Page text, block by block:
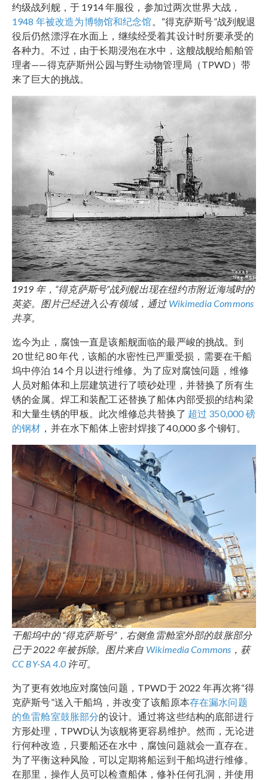
约级战列舰，于 1914 年服役，参加过两次世界大战，
1948 年被改造为博物馆和纪念馆 。“得克萨斯号”战列舰退
役后仍然漂浮在水面上，继续经受着其设计时所要承受的
各种力。不过，由于长期浸泡在水中，这艘战舰给船舶管
理者——得克萨斯州公园与野生动物管理局（TPWD）带
来了巨大的挑战。
1919 年，“得克萨斯号”战列舰出现在纽约市附近海域时的
英姿。图片已经进入公有领域，通过Wikimedia Commons
共享。
迄今为止，腐蚀一直是该船舰面临的最严峻的挑战。到
20 世纪 80 年代，该船的水密性已严重受损，需要在干船
坞中停泊 14 个月以进行维修。为了应对腐蚀问题，维修
人员对船体和上层建筑进行了喷砂处理，并替换了所有生
锈的金属。焊工和装配工还替换了船体内部受损的结构梁
和大量生锈的甲板。此次维修总共替换了 超过 350,000 磅
的钢材 ，并在水下船体上密封焊接了40,000 多个铆钉。
干船坞中的 “得克萨斯号”，右侧鱼雷舱室外部的鼓胀部分
已于 2022 年被拆除。图片来自 Wikimedia Commons ，获
CC BY-SA 4.0许可。
为了更有效地应对腐蚀问题，TPWD于 2022 年再次将“得
克萨斯号”送入干船坞，并改变了该船原本存在漏水问题
的鱼雷舱室鼓胀部分的设计。通过将这些结构的底部进行
方形处理，TPWD认为该舰将更容易维护。然而，无论进
行何种改造，只要船还在水中，腐蚀问题就会一直存在。
为了平衡这种风险，可以定期将船运到干船坞进行维修。
在那里，操作人员可以检查船体，修补任何孔洞，并使用